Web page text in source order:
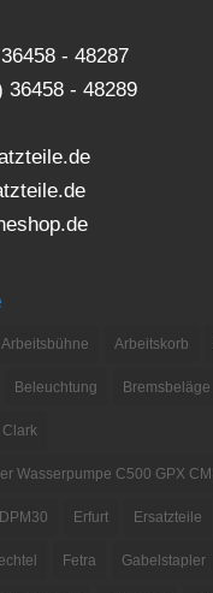
- 48287
36458 - 48289
Arbeitsbühne Arbeitskorb
Beleuchtung Bremsbeläge
Clark
Wasserpumpe C500 GPX
DPM30 Erfurt Ersatzteile
Fetra Gabelstapler